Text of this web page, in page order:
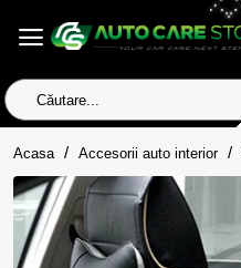
Căutare...
Acasa homeAccesorii auto interior